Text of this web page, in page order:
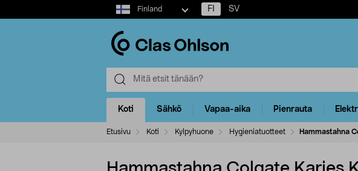
Select
market
Finland FI SV
Koti Sähkö Vapaa-aika Pienrauta
Etusivu Koti Kylpyhuone Hygieniatuotteet Hammastahna